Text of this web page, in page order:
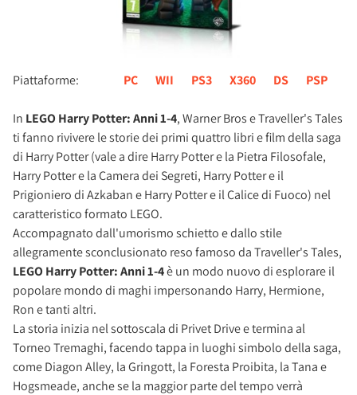
Piattaforme: PC WII PS3 X360 DS PSP
In LEGO Harry Potter: Anni 1-4, Warner Bros e Traveller's Tales
ti fanno rivivere le storie dei primi quattro libri e film della saga
di Harry Potter (vale a dire Harry Potter e la Pietra Filosofale,
Harry Potter e la Camera dei Segreti, Harry Potter e il
Prigioniero di Azkaban e Harry Potter e il Calice di Fuoco) nel
caratteristico formato LEGO.
Accompagnato dall'umorismo schietto e dallo stile
allegramente sconclusionato reso famoso da Traveller's Tales,
LEGO Harry Potter: Anni 1-4è un modo nuovo di esplorare il
popolare mondo di maghi impersonando Harry, Hermione,
Ron e tanti altri.
La storia inizia nel sottoscala di Privet Drive e termina al
Torneo Tremaghi, facendo tappa in luoghi simbolo della saga,
come Diagon Alley, la Gringott, la Foresta Proibita, la Tana e
Hogsmeade, anche se la maggior parte del tempo verrà